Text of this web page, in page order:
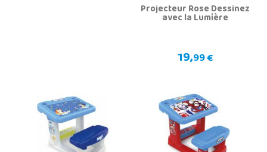
Projecteur Rose Dessinez
avec la Lumière
19,99 €